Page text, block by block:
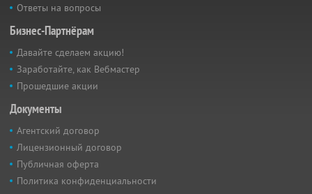
Ответы на вопросы
Бизнес-Партнёрам
Давайте сделаем акцию!
Заработайте, как Вебмастер
Прошедшие акции
Документы
Агентский договор
Лицензионный договор
Публичная оферта
Политика конфиденциальности